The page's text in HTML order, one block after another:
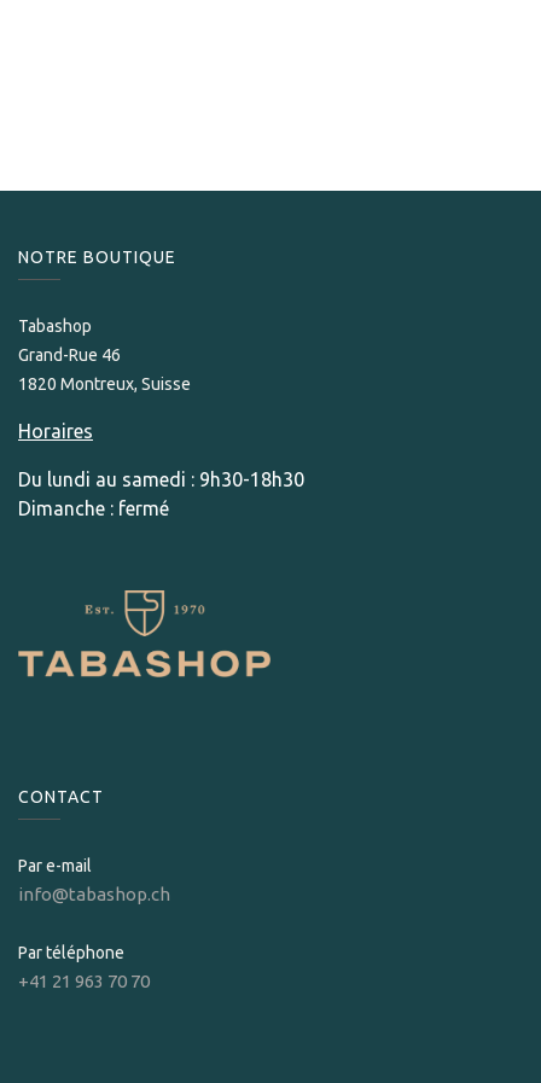
NOTRE BOUTIQUE
Tabashop
Grand-Rue 46
1820 Montreux, Suisse
Horaires
Du lundi au samedi : 9h30-18h30
Dimanche : fermé
CONTACT
Par e-mail
info@tabashop.ch
Par téléphone
+41 21 963 70 70